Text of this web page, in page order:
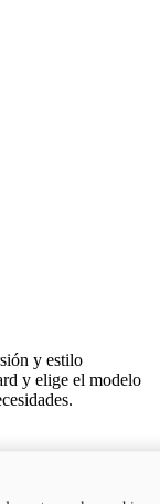
y estilo
y elige el modelo